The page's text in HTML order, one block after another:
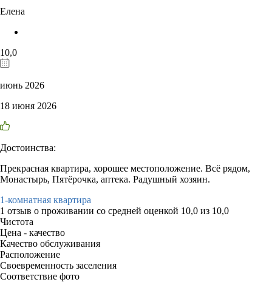
Елена
10,0
июнь 2026
18 июня 2026
Достоинства:
Прекрасная квартира, хорошее местоположение. Всё рядом,
Монастырь, Пятёрочка, аптека. Радушный хозяин.
1-комнатная квартира
1 отзыв о проживании со средней оценкой 10,0 из 10,0
Чистота
Цена - качество
Качество обслуживания
Расположение
Своевременность заселения
Соответствие фото